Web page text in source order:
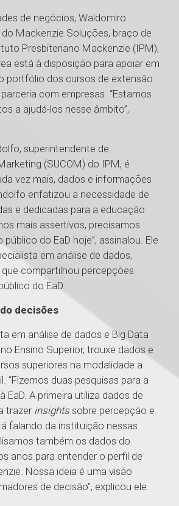
de negócios, Waldomiro
Mackenzie Soluções, braço de
Presbiteriano Mackenzie (IPM),
está à disposição para apoiar em
portfólio dos cursos de extensão
parceria com empresas. “Estamos
a ajudá-los nesse âmbito”,
superintendente de
(SUCOM) do IPM, é
vez mais, dados e informações
enfatizou a necessidade de
e dedicadas para a educação
mais assertivos, precisamos
do EaD hoje”, assinalou. Ele
em análise de dados,
compartilhou percepções
do EaD.
decisões
em análise de dados e Big Data
Ensino Superior, trouxe dados e
superiores na modalidade a
“Fizemos duas pesquisas para a
EaD. A primeira utiliza dados de
trazer insights sobre percepção e
falando da instituição nessas
também os dados do
anos para entender o perfil de
Nossa ideia é uma visão
de decisão”, explicou ele.